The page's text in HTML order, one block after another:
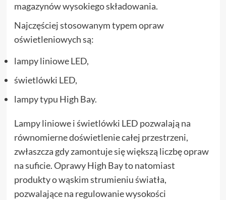
magazynów wysokiego składowania.
Najczęściej stosowanym typem opraw
oświetleniowych są:
lampy liniowe LED,
świetlówki LED,
lampy typu High Bay.
Lampy liniowe i świetlówki LED pozwalają na
równomierne doświetlenie całej przestrzeni,
zwłaszcza gdy zamontuje się większą liczbę opraw
na suficie. Oprawy High Bay to natomiast
produkty o wąskim strumieniu światła,
pozwalające na regulowanie wysokości